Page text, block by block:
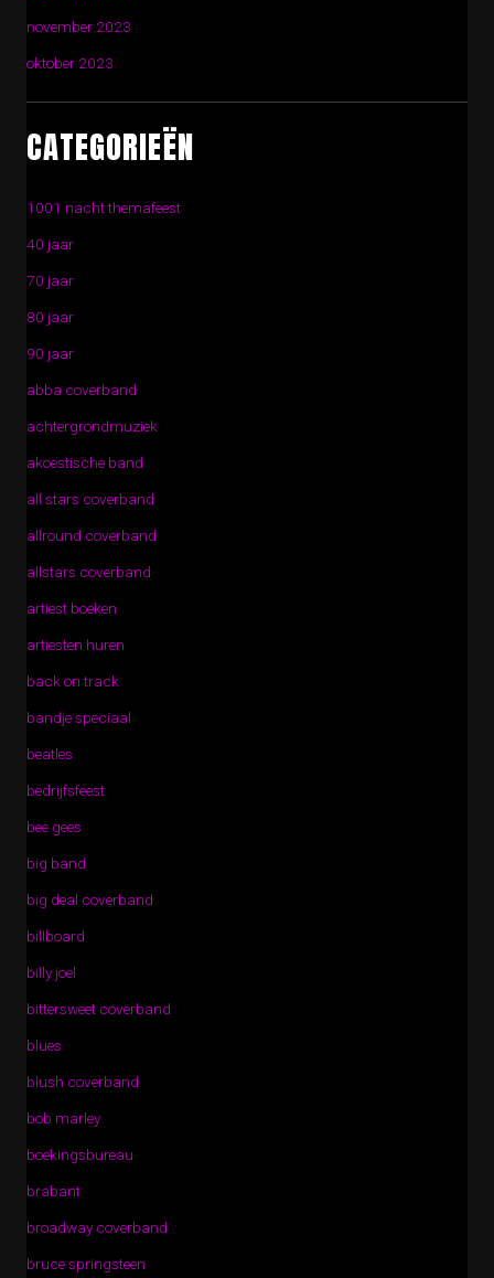
november 2023
oktober 2023
CATEGORIEËN
1001 nacht themafeest
40 jaar
70 jaar
80 jaar
90 jaar
abba coverband
achtergrondmuziek
akoestische band
all stars coverband
allround coverband
allstars coverband
artiest boeken
artiesten huren
back on track
bandje speciaal
beatles
bedrijfsfeest
bee gees
big band
big deal coverband
billboard
billy joel
bittersweet coverband
blues
blush coverband
bob marley
boekingsbureau
brabant
broadway coverband
bruce springsteen